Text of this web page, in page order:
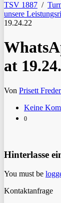
TSV 1887 /
unsere
19.24.22
at
Von Prisett
Keine
0
Hinterlasse
You must be
Kontaktanfrage